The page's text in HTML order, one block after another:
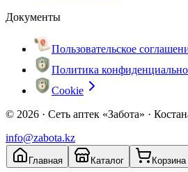
Документы
Пользовательское
Политика
Cookie
© 2026 · Сеть аптек «Забота» ·
info@zabota.kz
Главная Каталог Корзина